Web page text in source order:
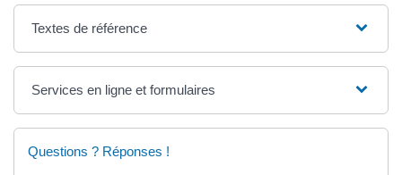
Textes de référence
Services en ligne et formulaires
Questions ? Réponses !